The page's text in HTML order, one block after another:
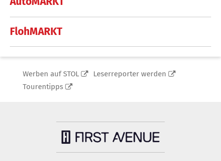
FlohMARKT
Werben auf STOL
Leserreporter werden
Tourentipps